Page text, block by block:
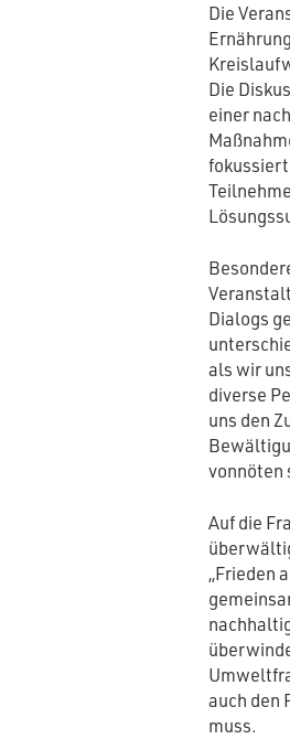
Die
Die
einer
Dialogs
als wir
diverse
uns den
vonnöten
Auf die
„Frieden
auch den
muss.